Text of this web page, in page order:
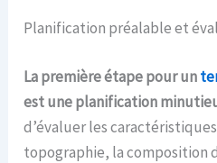
Planification préalable et
La première étape pour un
est une planification
d’évaluer les
topographie, la composition